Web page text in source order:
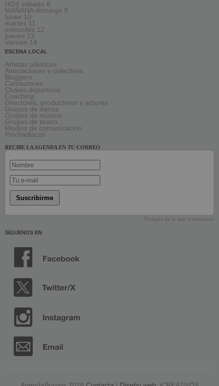
HOY sábado 8
MAÑANA domingo 9
lunes 10
martes 11
miércoles 12
jueves 13
viernes 14
ESCENA LOCAL
Artistas plásticos
Asociaciones y colectivos
Bloggers
Cantautores
Clubes deportivos
Coaching
Directores, productores y actores
Grupos de danza
Grupos de música
Grupos de teatro
Medios de comunicación
Pinchadiscos
RECIBE LA AGENDA EN TU CORREO
Suscribirme
Ejemplo de lo que te enviamos
SÍGUENOS EN